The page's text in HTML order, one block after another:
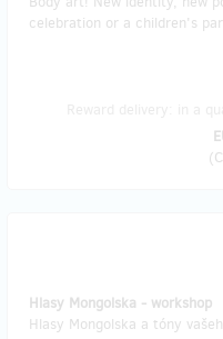
celebration or a children's
(
Hlasy Mongolska - workshop
Hlasy Mongolska a tóny